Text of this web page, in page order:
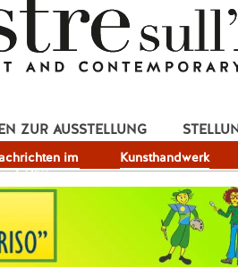
im
Fokus
Kunsthandwerk
ZUR AUSSTELLUNG